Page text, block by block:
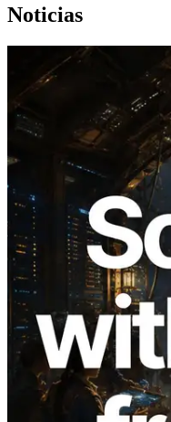
Noticias
2026.08.05
ERPC amplía la
Solana con
regiones
Validators
Leer este artículo